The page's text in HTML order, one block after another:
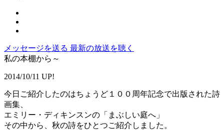
メッセージを送る 最新の放送を聴く
私の本棚から～
2014/10/11 UP!
今日ご紹介したのはちょうど１００周年記念で出版された詩
画集、
エミリー・ディキンスンの「まぶしい庭へ」
その中から、秋の詩をひとつご紹介しました。